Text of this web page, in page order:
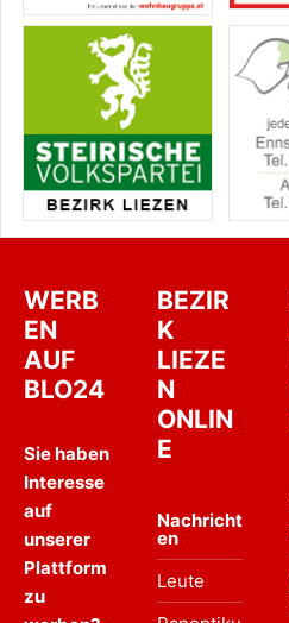
WERB
EN
AUF
BLO24
Sie haben
Interesse
auf
unserer
Plattform
zu
BEZIR
K
LIEZE
N
ONLIN
E
Nachricht
en
Leute